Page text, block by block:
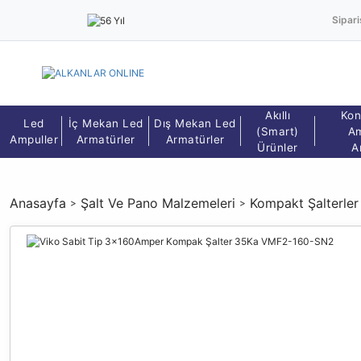
Led
Ampuller
İç Mekan Led
Armatürler
Dış Mekan Led
Armatürler
Akıllı
(Smart)
Ürünler
Anasayfa Şalt Ve Pano Malzemeleri Kompakt Şalterler